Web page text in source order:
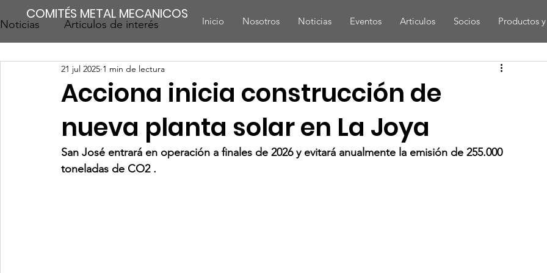
COMITÉS METAL MECANICOS Inicio Nosotros Noticias Eventos Articulos Socios Productos
Noticias Articulos de interés
Acciona inicia construcción de
nueva planta solar en La Joya
21 jul 2025 1 min de lectura
San José entrará en operación a finales de 2026 y evitará anualmente la emisión de 255.000
toneladas de CO2 .